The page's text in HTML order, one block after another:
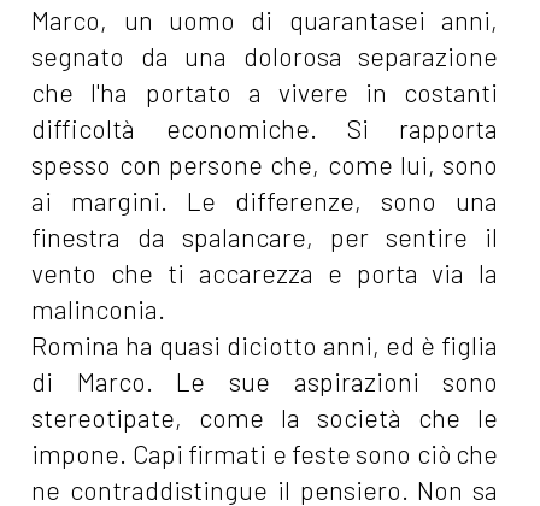
Marco, un uomo di quarantasei anni,
segnato da una dolorosa separazione
che l'ha portato a vivere in costanti
difficoltà economiche. Si rapporta
spesso con persone che, come lui, sono
ai margini. Le differenze, sono una
finestra da spalancare, per sentire il
vento che ti accarezza e porta via la
malinconia.
Romina ha quasi diciotto anni, ed è figlia
di Marco. Le sue aspirazioni sono
stereotipate, come la società che le
impone. Capi firmati e feste sono ciò che
ne contraddistingue il pensiero. Non sa